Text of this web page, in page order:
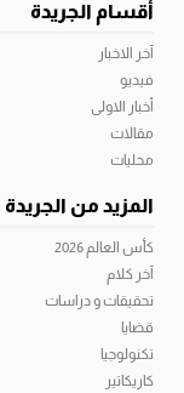
أقسام الجريدة
آخر الاخبار
فيديو
أخبار الاولى
مقالات
محليات
المزيد من الجريدة
كأس العالم 2026
آخر كلام
تحقيقات و دراسات
قضايا
تكنولوجيا
كاريكاتير